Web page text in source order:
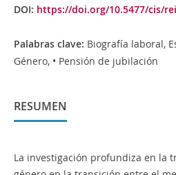
DOI: https://doi.org/10.5477/cis/
Palabras clave: Biografía laboral,
Género, • Pensión de jubilación
RESUMEN
La investigación profundiza en la